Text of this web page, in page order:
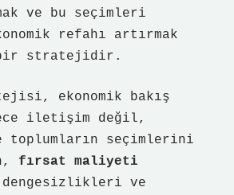
ve bu seçimleri
refahı artırmak
stratejidir.
ekonomik bakış
iletişim değil,
seçimlerini
fırsat maliyeti
dengesizlikleri ve